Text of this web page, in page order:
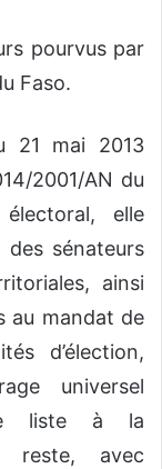
pourvus par
Faso.
21 mai 2013
2001/AN du
elle
des sénateurs
ainsi
au mandat de
d’élection,
universel
liste à la
reste, avec